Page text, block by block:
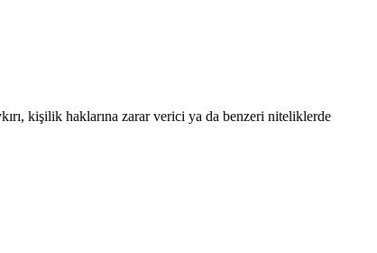
kişilik haklarına zarar verici ya da benzeri niteliklerde